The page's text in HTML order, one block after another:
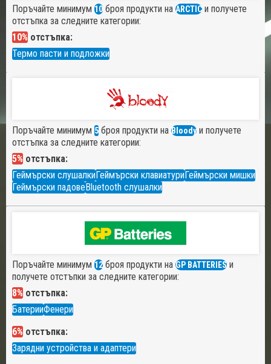
Поръчайте минимум 10 броя продукти на ARCTIC и получете
отстъпка за следните категории:
10% отстъпка:
Термо пасти и подложки
Поръчайте минимум 5 броя продукти на Bloody и получете
отстъпка за следните категории:
5% отстъпка:
Геймърски слушалкиГеймърски клавиатуриГеймърски мишки
Геймърски падовеBluetooth слушалки
Поръчайте минимум 12 броя продукти на GP BATTERIES и
получете отстъпки за следните категории:
8% отстъпка:
БатерииФенери
6% отстъпка:
Зарядни устройства и адаптери